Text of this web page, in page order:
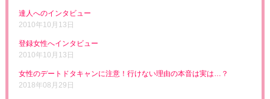
達人へのインタビュー
2010年10月13日
登録女性へインタビュー
2010年10月13日
女性のデートドタキャンに注意！行けない理由の本音は実は…？
2018年08月29日